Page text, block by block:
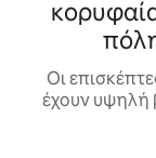
Οι
έχουν υψηλή